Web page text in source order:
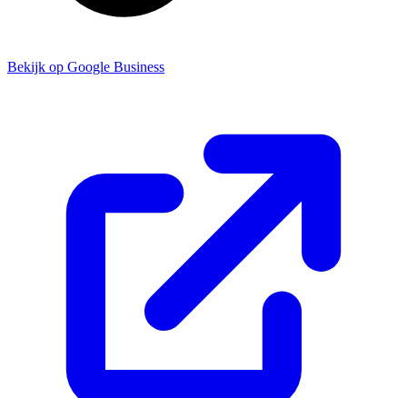
Bekijk op Google Business